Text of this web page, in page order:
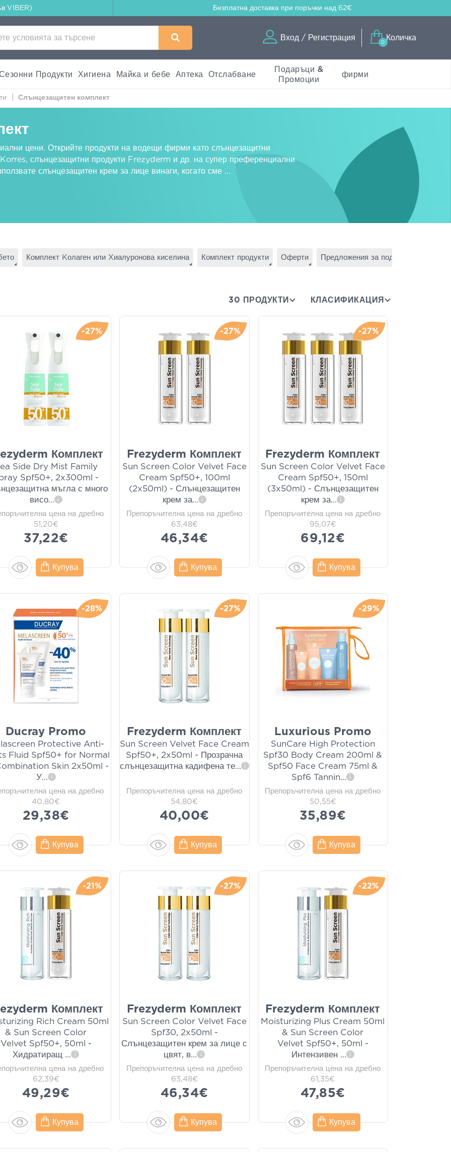
VIBER) Безплатна доставка при поръчки над 62€
Вход / Регистрация
0
Количка
Продукти Хигиена Майка и бебе Аптека Отслабване
Подаръци &
Промоции
фирми
Слънцезащитен комплект
цени. Открийте продукти на водещи фирми като слънцезащитни
, слънцезащитни продукти Frezyderm и др. на супер преференциални
слънцезащитен крем за лице винаги, когато сме ...
Комплект Κолаген или Χиалуронова киселина Комплект продукти Оферти Предложения за подаръци
30 ПРОДУКТИ КЛАСИФИКАЦИЯ
-27%
Комплект
Side Dry Mist Family
Spf50+, 2x300ml -
мъгла с много
висо... i
цена на дребно
51,20€
37,22€
Купува
-27%
Frezyderm Комплект
Sun Screen Color Velvet Face
Cream Spf50+, 100ml
(2x50ml) - Слънцезащитен
крем за... i
Препоръчителна цена на дребно
63,48€
46,34€
Купува
-27%
Frezyderm Комплект
Sun Screen Color Velvet Face
Cream Spf50+, 150ml
(3x50ml) - Слънцезащитен
крем за... i
Препоръчителна цена на дребно
95,07€
69,12€
Купува
-28%
Ducray Promo
Protective Anti-
Fluid Spf50+ for Normal
Skin 2x50ml -
У... i
цена на дребно
40,80€
29,38€
Купува
-27%
Frezyderm Комплект
Sun Screen Velvet Face Cream
Spf50+, 2x50ml - Прозрачна
слънцезащитна кадифена те... i
Препоръчителна цена на дребно
54,80€
40,00€
Купува
-29%
Luxurious Promo
SunCare High Protection
Spf30 Body Cream 200ml &
Spf50 Face Cream 75ml &
Spf6 Tannin... i
Препоръчителна цена на дребно
50,55€
35,89€
Купува
-21%
Комплект
Rich Cream 50ml
& Sun Screen Color
Velvet Spf50+, 50ml -
Хидратиращ ... i
цена на дребно
62,39€
49,29€
Купува
-27%
Frezyderm Комплект
Sun Screen Color Velvet Face
Spf30, 2x50ml -
Слънцезащитен крем за лице с
цвят, в... i
Препоръчителна цена на дребно
63,48€
46,34€
Купува
-22%
Frezyderm Комплект
Moisturizing Plus Cream 50ml
& Sun Screen Color
Velvet Spf50+, 50ml -
Интензивен ... i
Препоръчителна цена на дребно
61,35€
47,85€
Купува